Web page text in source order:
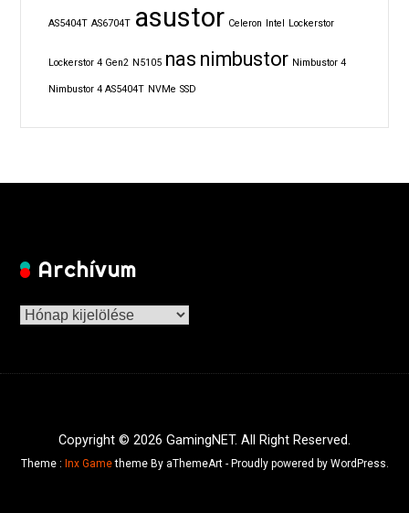
AS5404T AS6704T asustor Celeron Intel Lockerstor
Lockerstor 4 Gen2 N5105 nas nimbustor Nimbustor 4
Nimbustor 4 AS5404T NVMe SSD
Archívum
Archívum
Copyright © 2026 GamingNET. All Right Reserved.
Theme : Inx Gametheme By aThemeArt - Proudly powered by WordPress.